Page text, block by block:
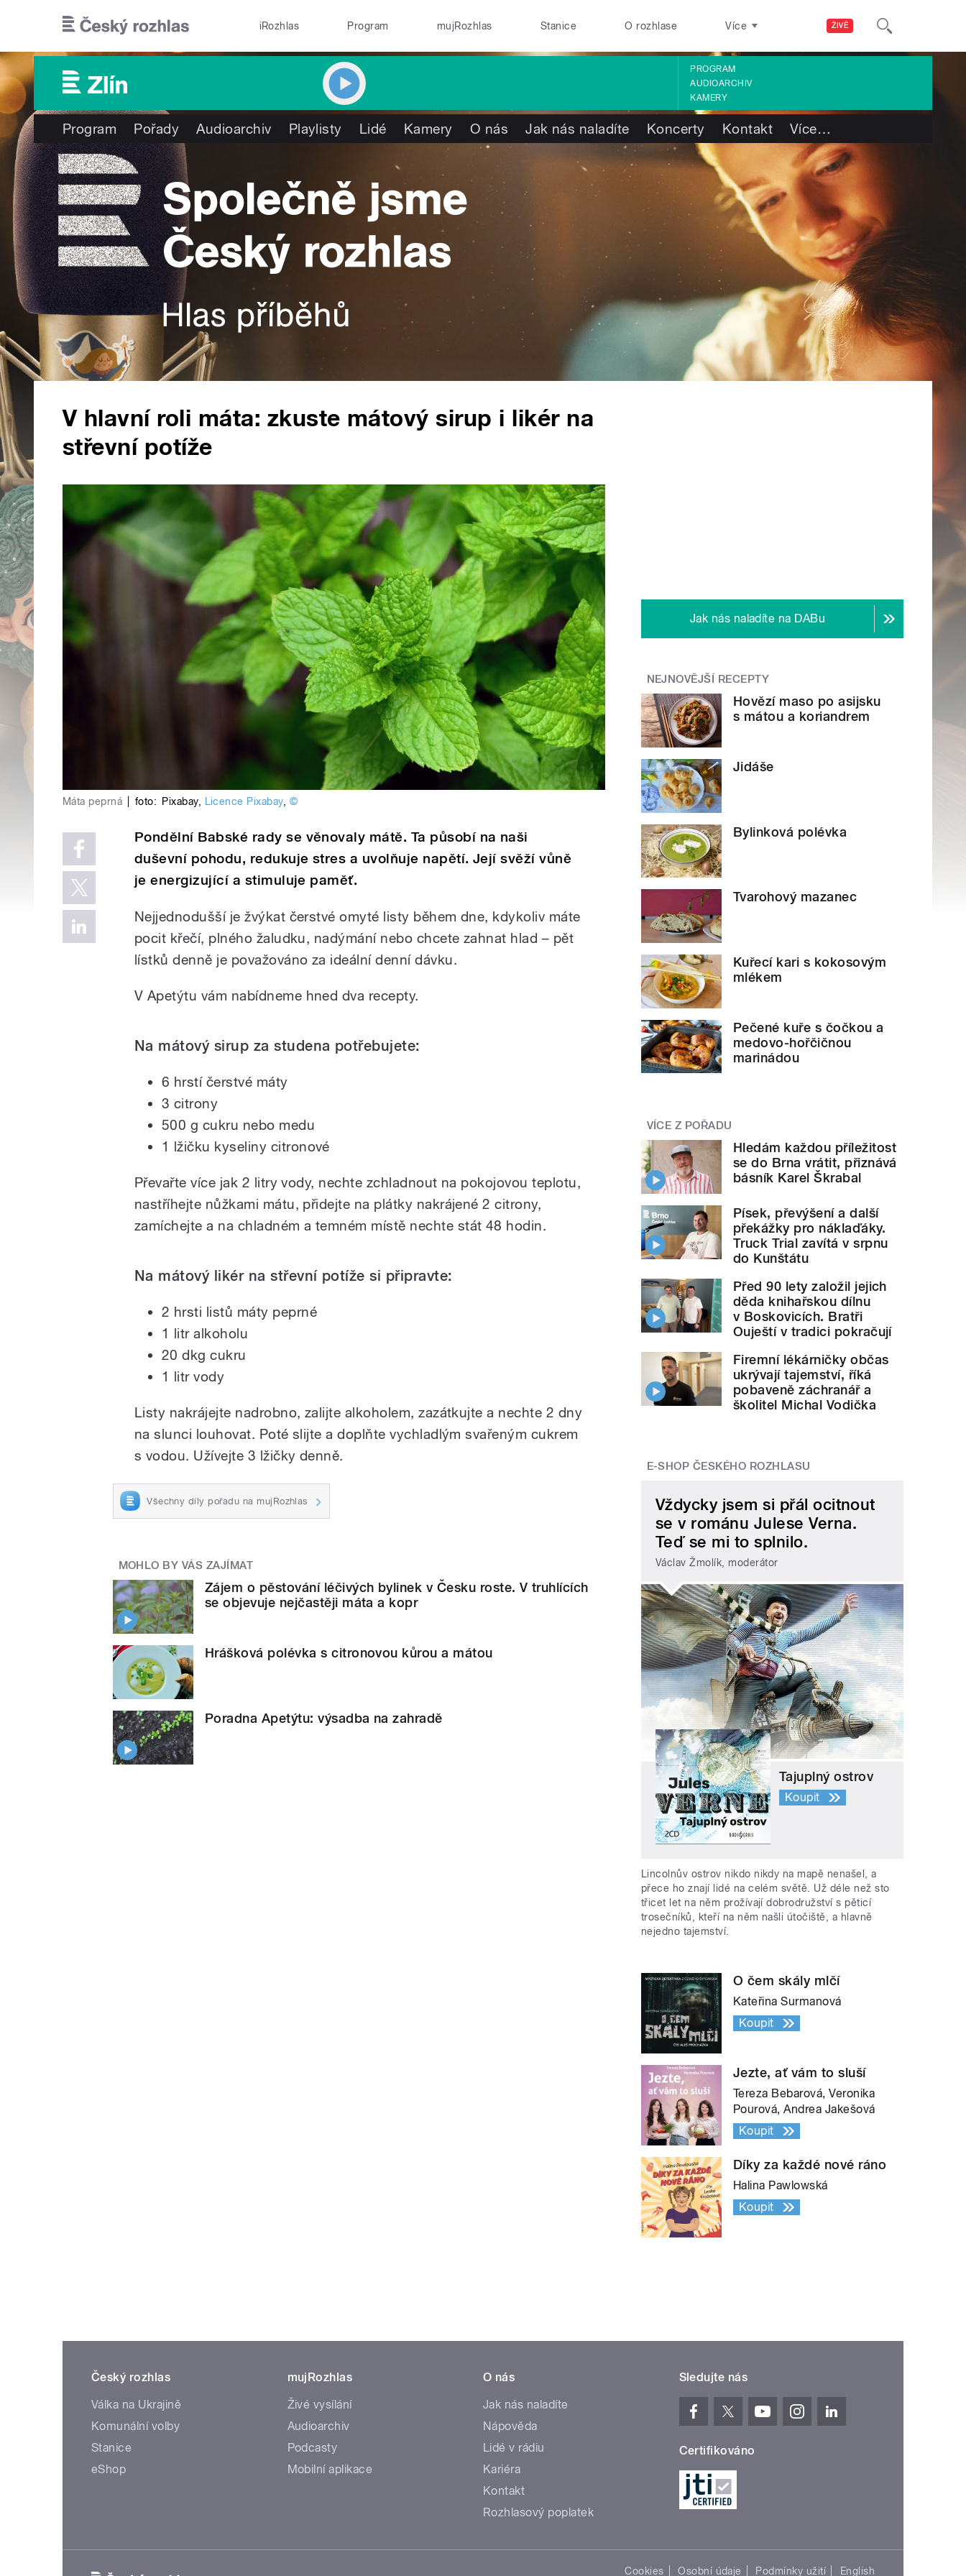
ŽIVĚ
iRozhlas Program mujRozhlas Stanice O rozhlase Více
PROGRAM
AUDIOARCHIV
KAMERY
Program Pořady Audioarchiv Playlisty Lidé Kamery O nás Jak nás naladíte Koncerty Kontakt Více…
V hlavní roli máta: zkuste mátový sirup i likér na
střevní potíže
Máta peprná foto: Pixabay, Licence Pixabay, ©
Pondělní Babské rady se věnovaly mátě. Ta působí na naši
duševní pohodu, redukuje stres a uvolňuje napětí. Její svěží vůně
je energizující a stimuluje paměť.
Nejjednodušší je žvýkat čerstvé omyté listy během dne, kdykoliv máte
pocit křečí, plného žaludku, nadýmání nebo chcete zahnat hlad – pět
lístků denně je považováno za ideální denní dávku.
V Apetýtu vám nabídneme hned dva recepty.
Na mátový sirup za studena potřebujete:
6 hrstí čerstvé máty
3 citrony
500 g cukru nebo medu
1 lžičku kyseliny citronové
Převařte více jak 2 litry vody, nechte zchladnout na pokojovou teplotu,
nastříhejte nůžkami mátu, přidejte na plátky nakrájené 2 citrony,
zamíchejte a na chladném a temném místě nechte stát 48 hodin.
Na mátový likér na střevní potíže si připravte:
2 hrsti listů máty peprné
1 litr alkoholu
20 dkg cukru
1 litr vody
Listy nakrájejte nadrobno, zalijte alkoholem, zazátkujte a nechte 2 dny
na slunci louhovat. Poté slijte a doplňte vychladlým svařeným cukrem
s vodou. Užívejte 3 lžičky denně.
Všechny díly pořadu na mujRozhlas
MOHLO BY VÁS ZAJÍMAT
Zájem o pěstování léčivých bylinek v Česku roste. V truhlících
se objevuje nejčastěji máta a kopr
Hrášková polévka s citronovou kůrou a mátou
Poradna Apetýtu: výsadba na zahradě
Jak nás naladíte na DABu
NEJNOVĚJŠÍ RECEPTY
Hovězí maso po asijsku
s mátou a koriandrem
Jidáše
Bylinková polévka
Tvarohový mazanec
Kuřecí kari s kokosovým
mlékem
Pečené kuře s čočkou a
medovo-hořčičnou
marinádou
VÍCE Z POŘADU
Hledám každou příležitost
se do Brna vrátit, přiznává
básník Karel Škrabal
Písek, převýšení a další
překážky pro náklaďáky.
Truck Trial zavítá v srpnu
do Kunštátu
Před 90 lety založil jejich
děda knihařskou dílnu
v Boskovicích. Bratři
Ouještí v tradici pokračují
Firemní lékárničky občas
ukrývají tajemství, říká
pobaveně záchranář a
školitel Michal Vodička
E-SHOP ČESKÉHO ROZHLASU
Vždycky jsem si přál ocitnout
se v románu Julese Verna.
Teď se mi to splnilo.
Václav Žmolík, moderátor
Tajuplný ostrov
Koupit
Lincolnův ostrov nikdo nikdy na mapě nenašel, a
přece ho znají lidé na celém světě. Už déle než sto
třicet let na něm prožívají dobrodružství s pěticí
trosečníků, kteří na něm našli útočiště, a hlavně
nejedno tajemství.
O čem skály mlčí
Kateřina Surmanová
Koupit
Jezte, ať vám to sluší
Tereza Bebarová, Veronika
Pourová, Andrea Jakešová
Koupit
Díky za každé nové ráno
Halina Pawlowská
Koupit
Český rozhlas
Válka na Ukrajině
Komunální volby
Stanice
eShop
mujRozhlas
Živé vysílání
Audioarchiv
Podcasty
Mobilní aplikace
O nás
Jak nás naladíte
Nápověda
Lidé v rádiu
Kariéra
Kontakt
Rozhlasový poplatek
Sledujte nás
Certifikováno
Cookies Osobní údaje Podmínky užití English